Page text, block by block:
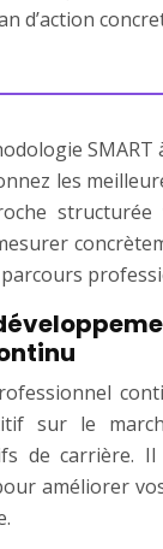
d’action
SMART
les
sur le
de carrière. Il
améliorer